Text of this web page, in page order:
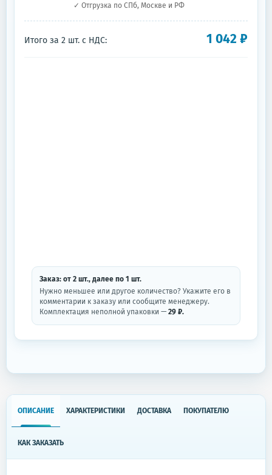
✓ Отгрузка по СПб, Москве и РФ
Итого за 2 шт. с НДС: 1 042 ₽
Заказ: от 2 шт., далее по 1 шт.
Нужно меньшее или другое количество? Укажите его в
комментарии к заказу или сообщите менеджеру.
Комплектация неполной упаковки — 29 ₽.
ОПИСАНИЕ ХАРАКТЕРИСТИКИ ДОСТАВКА ПОКУПАТЕЛЮ
КАК ЗАКАЗАТЬ